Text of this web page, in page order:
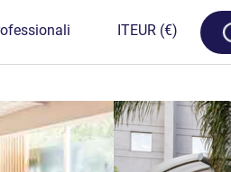
ITEUR (€)